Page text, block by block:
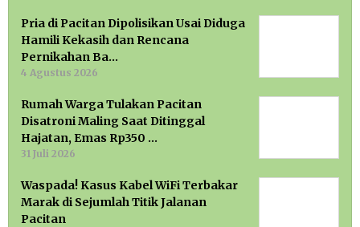
Pria di Pacitan Dipolisikan Usai Diduga
Hamili Kekasih dan Rencana
Pernikahan Ba…
4 Agustus 2026
Rumah Warga Tulakan Pacitan
Disatroni Maling Saat Ditinggal
Hajatan, Emas Rp350 …
31 Juli 2026
Waspada! Kasus Kabel WiFi Terbakar
Marak di Sejumlah Titik Jalanan
Pacitan